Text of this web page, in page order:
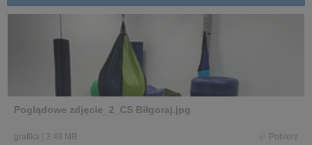
Poglądowe zdjęcie_2_CS Biłgoraj.jpg
grafika 3,48 MB Pobierz